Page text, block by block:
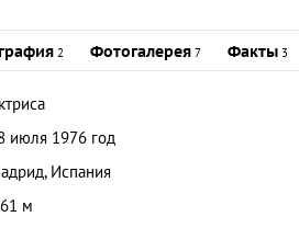
2 Фотогалерея 7 Факты 3
июля 1976 год
Испания
м